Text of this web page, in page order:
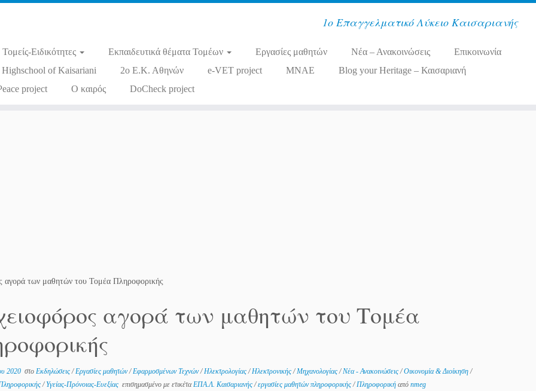
1ο Επαγγελματικό Λύκειο Καισαριανής
Τομείς-Ειδικότητες Εκπαιδευτικά θέματα Τομέων Εργασίες μαθητών Νέα – Ανακοινώσεις
Επικοινωνία
of Kaisariani
2ο Ε.Κ. Αθηνών e-VET project MNAE
Blog your Heritage – Καισαριανή
project
Ο καιρός DoCheck project
αγορά των μαθητών του Τομέα Πληροφορικής
αγορά των μαθητών του Τομέα
2020 στο Εκδηλώσεις/Εργασίες μαθητών/Εφαρμοσμένων Τεχνών/Ηλεκτρολογίας/Ηλεκτρονικής/Μηχανολογίας/Νέα - Ανακοινώσεις/Οικονομία & Διοίκηση/
/Υγείας-Πρόνοιας-Ευεξίας επισημασμένο με ετικέταΕΠΑ.Λ. Καισαριανής/εργασίες μαθητών πληροφορικής/Πληροφορική από nmeg